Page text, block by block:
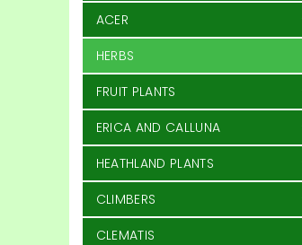
ACER
HERBS
FRUIT PLANTS
ERICA AND CALLUNA
HEATHLAND PLANTS
CLIMBERS
CLEMATIS